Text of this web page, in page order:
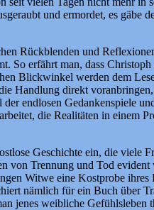
und ermordet, es gäbe
Rückblenden und
So erfährt man, dass
Blickwinkel werden dem
Handlung direkt
endlosen Gedankenspiele
die Realitäten in einem
Geschichte ein, die viele
von Trennung und Tod
Witwe eine Kostprobe ihres
nämlich für ein Buch über
jenes weibliche Gefühlsleben